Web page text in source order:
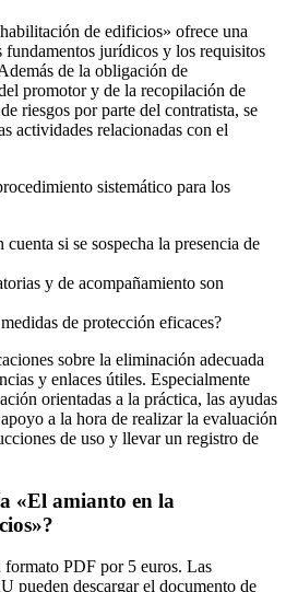
de edificios» ofrece una
fundamentos jurídicos y los requisitos
de la obligación de
promotor y de la recopilación de
riesgos por parte del contratista, se
actividades relacionadas con el
sistemático para los
cuenta si se sospecha la presencia de
y de acompañamiento son
de protección eficaces?
sobre la eliminación adecuada
y enlaces útiles. Especialmente
orientadas a la práctica, las ayudas
a la hora de realizar la evaluación
de uso y llevar un registro de
«El amianto en la
PDF por 5 euros. Las
pueden descargar el documento de